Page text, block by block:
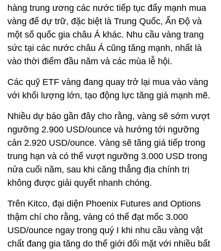
hàng trung ương các nước tiếp tục đẩy mạnh mua
vàng để dự trữ, đặc biệt là Trung Quốc, Ấn Độ và
một số quốc gia châu Á khác. Nhu cầu vàng trang
sức tại các nước châu Á cũng tăng mạnh, nhất là
vào thời điểm đầu năm và các mùa lễ hội.
Các quỹ ETF vàng đang quay trở lại mua vào vàng
với khối lượng lớn, tạo động lực tăng giá mạnh mẽ.
Nhiều dự báo gần đây cho rằng, vàng sẽ sớm vượt
ngưỡng 2.900 USD/ounce và hướng tới ngưỡng
cản 2.920 USD/ounce. Vàng sẽ tăng giá tiếp trong
trung hạn và có thể vượt ngưỡng 3.000 USD trong
nửa cuối năm, sau khi căng thẳng địa chính trị
không được giải quyết nhanh chóng.
Trên Kitco, đại diện Phoenix Futures and Options
thậm chí cho rằng, vàng có thể đạt mốc 3.000
USD/ounce ngay trong quý I khi nhu cầu vàng vật
chất đang gia tăng do thế giới đối mặt với nhiều bất